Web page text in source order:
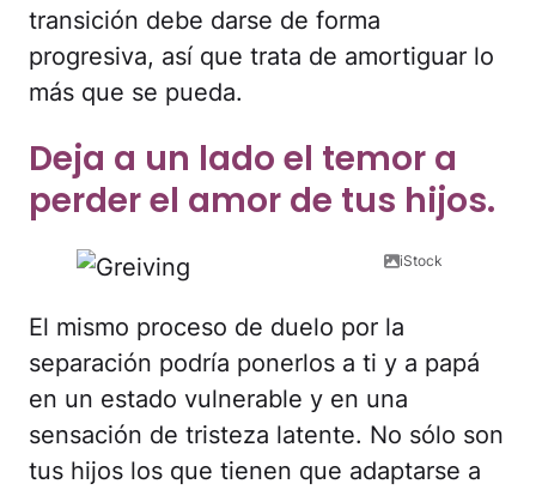
transición debe darse de forma
progresiva, así que trata de amortiguar lo
más que se pueda.
Deja a un lado el temor a
perder el amor de tus hijos.
iStock
El mismo proceso de duelo por la
separación podría ponerlos a ti y a papá
en un estado vulnerable y en una
sensación de tristeza latente. No sólo son
tus hijos los que tienen que adaptarse a